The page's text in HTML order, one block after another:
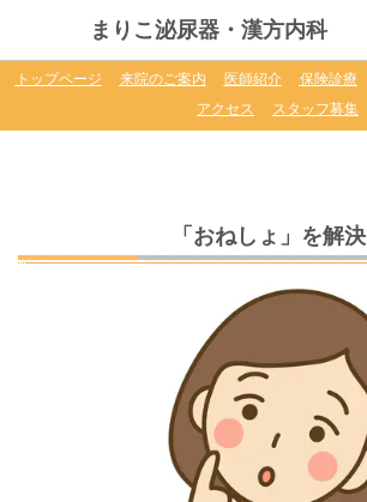
まりこ泌尿器・漢方内科
トップページ 来院のご案内 医師紹介 保険診療
アクセス
スタッフ募集
「おねしょ」を解決